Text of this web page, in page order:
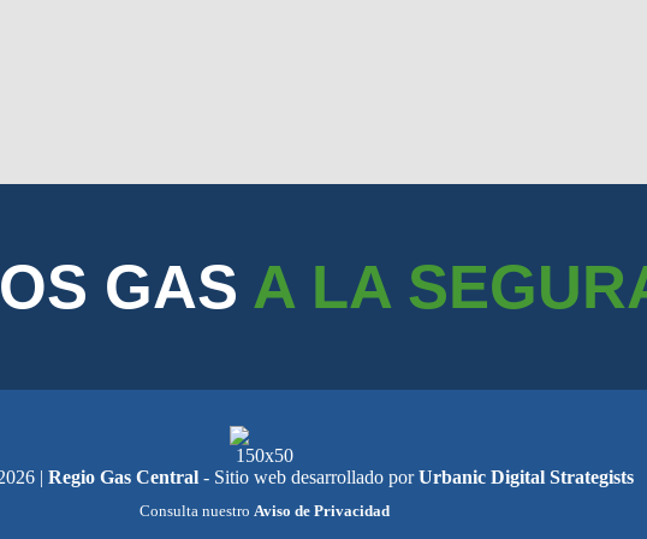
GAS A LA
| Regio Gas Central - Sitio web desarrollado porUrbanic Digital Strategists
Consulta nuestro Aviso de Privacidad